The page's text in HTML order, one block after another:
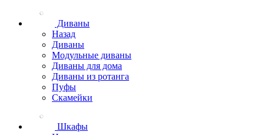
Диваны
Назад
Диваны
Модульные диваны
Диваны для дома
Диваны из ротанга
Пуфы
Скамейки
Шкафы